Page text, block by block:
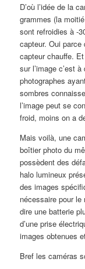
D’où l’idée de la
grammes (la
sont refroidies à -
capteur. Oui parce
capteur chauffe.
sur l’image c’est
photographes
sombres
l’image peut se
froid, moins on a
Mais voilà, une
boîtier photo du
possèdent des
halo lumineux
des images
nécessaire pour
dire une batterie
d’une prise
images obtenues
Bref les caméras